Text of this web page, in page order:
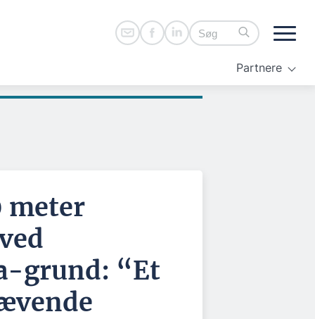
Partnere
meter
grund: “Et